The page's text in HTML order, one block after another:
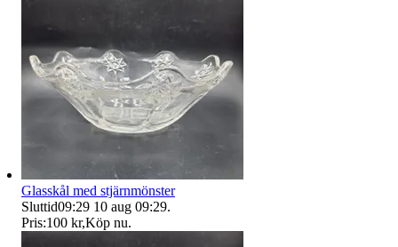
Glasskål med stjärnmönster
Sluttid09:29 10 aug 09:29.
Pris:100 kr,Köp nu.